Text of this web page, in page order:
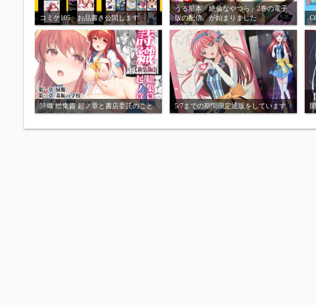
コミケ105、お品書き公開します
うる星本「絶倫なやつら」2巻の電子
版の配信 が始まりました
詩織 総集篇 起ノ章と書店委託のこと 5/7までの期間限定通販をしています
開